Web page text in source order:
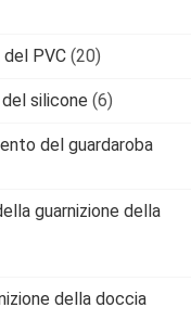
PVC (20)
silicone (6)
del guardaroba
guarnizione della
della doccia